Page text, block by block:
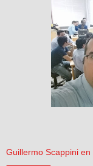
Guillermo Scappini en